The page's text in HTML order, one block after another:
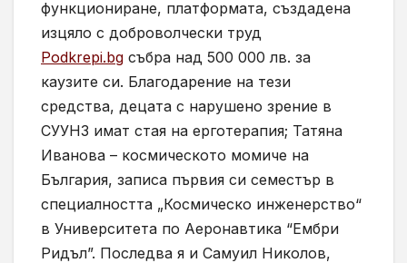
функциониране, платформата, създадена
изцяло с доброволчески труд
Podkrepi.bg събра над 500 000 лв. за
каузите си. Благодарение на тези
средства, децата с нарушено зрение в
СУУНЗ имат стая на ерготерапия; Татяна
Иванова – космическото момиче на
България, записа първия си семестър в
специалността „Космическо инженерство“
в Университета по Аеронавтика “Ембри
Ридъл”. Последва я и Самуил Николов,